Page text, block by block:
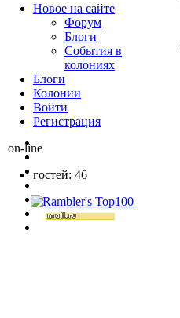
Новое на сайте
Форум
Блоги
События в
колониях
Блоги
Колонии
Войти
Peгиcтpaция
on-line
гостей: 46